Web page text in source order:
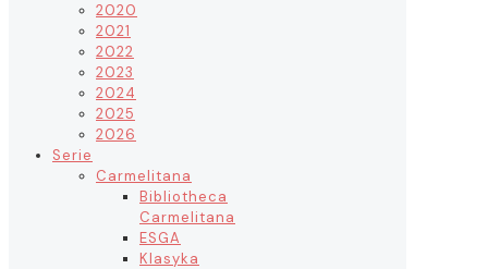
2020
2021
2022
2023
2024
2025
2026
Serie
Carmelitana
Bibliotheca
Carmelitana
ESGA
Klasyka